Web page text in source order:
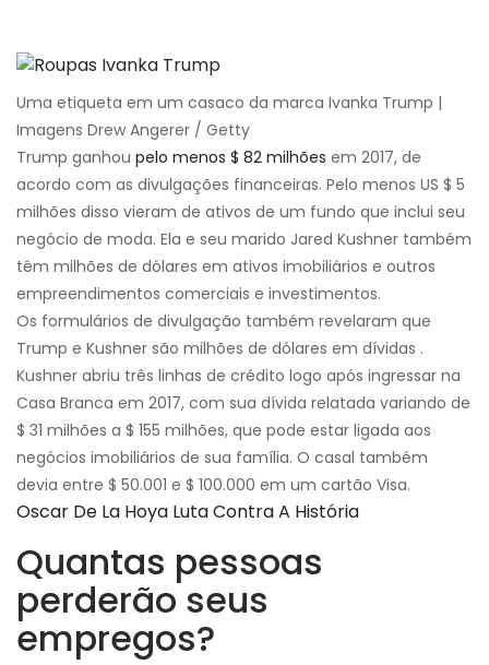
Uma etiqueta em um casaco da marca Ivanka Trump |
Imagens Drew Angerer / Getty
Trump ganhou pelo menos $ 82 milhões em 2017, de
acordo com as divulgações financeiras. Pelo menos US $ 5
milhões disso vieram de ativos de um fundo que inclui seu
negócio de moda. Ela e seu marido Jared Kushner também
têm milhões de dólares em ativos imobiliários e outros
empreendimentos comerciais e investimentos.
Os formulários de divulgação também revelaram que
Trump e Kushner são milhões de dólares em dívidas .
Kushner abriu três linhas de crédito logo após ingressar na
Casa Branca em 2017, com sua dívida relatada variando de
$ 31 milhões a $ 155 milhões, que pode estar ligada aos
negócios imobiliários de sua família. O casal também
devia entre $ 50.001 e $ 100.000 em um cartão Visa.
Oscar De La Hoya Luta Contra A História
Quantas pessoas
perderão seus
empregos?